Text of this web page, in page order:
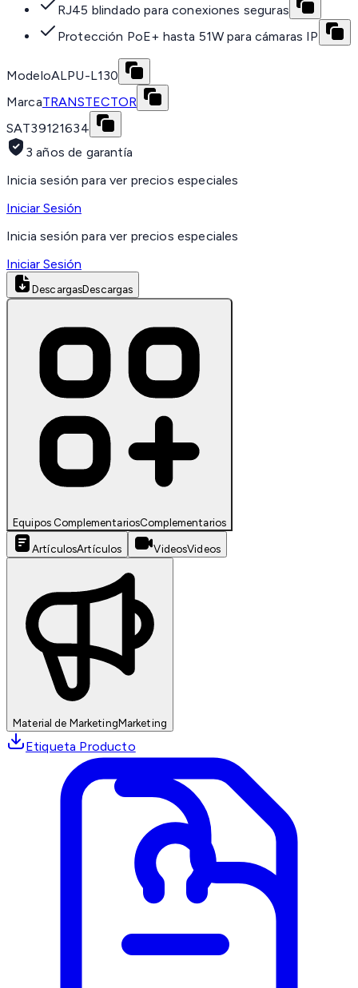
RJ45 blindado para conexiones seguras
Protección PoE+ hasta 51W para cámaras IP
ModeloALPU-L130
MarcaTRANSTECTOR
SAT39121634
3 años de garantía
Inicia sesión para ver precios especiales
Iniciar Sesión
Inicia sesión para ver precios especiales
Iniciar Sesión
DescargasDescargas
Equipos ComplementariosComplementarios
ArtículosArtículos VideosVideos
Material de MarketingMarketing
Etiqueta Producto